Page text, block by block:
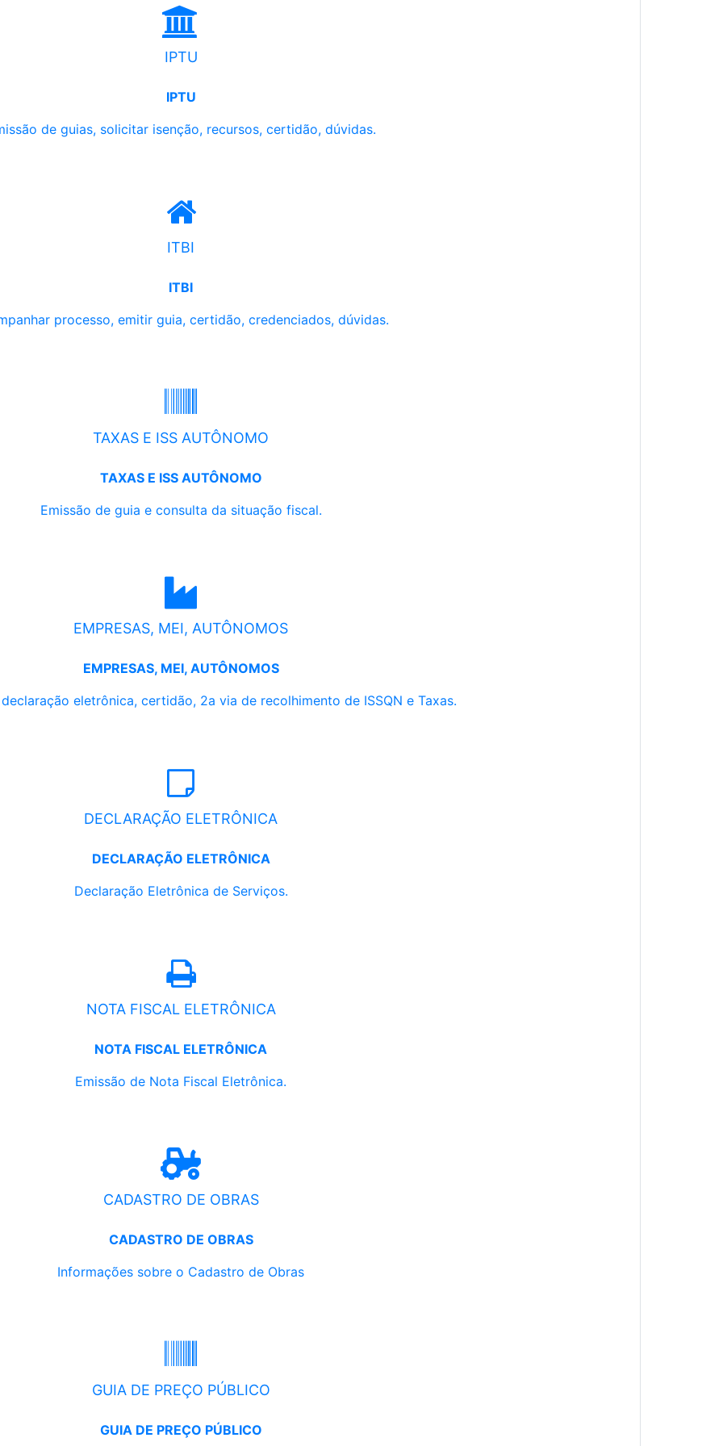
IPTU
IPTU
de guias, solicitar isenção, recursos, certidão, dúvidas.
ITBI
ITBI
processo, emitir guia, certidão, credenciados, dúvidas.
TAXAS E ISS AUTÔNOMO
TAXAS E ISS AUTÔNOMO
Emissão de guia e consulta da situação fiscal.
EMPRESAS, MEI, AUTÔNOMOS
EMPRESAS, MEI, AUTÔNOMOS
eletrônica, certidão, 2a via de recolhimento de ISSQN e Taxas.
DECLARAÇÃO ELETRÔNICA
DECLARAÇÃO ELETRÔNICA
Declaração Eletrônica de Serviços.
NOTA FISCAL ELETRÔNICA
NOTA FISCAL ELETRÔNICA
Emissão de Nota Fiscal Eletrônica.
CADASTRO DE OBRAS
CADASTRO DE OBRAS
Informações sobre o Cadastro de Obras
GUIA DE PREÇO PÚBLICO
GUIA DE PREÇO PÚBLICO